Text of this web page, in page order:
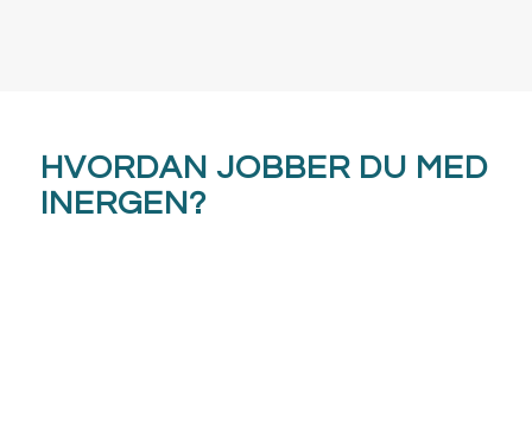
HVORDAN JOBBER DU MED
INERGEN?